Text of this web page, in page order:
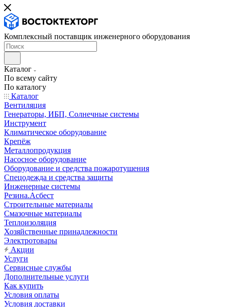
Комплексный поставщик инженерного оборудования
Каталог
По всему сайту
По каталогу
Каталог
Вентиляция
Генераторы, ИБП, Солнечные системы
Инструмент
Климатическое оборудование
Крепёж
Металлопродукция
Насосное оборудование
Оборудование и средства пожаротушения
Спецодежда и средства защиты
Инженерные системы
Резина.Асбест
Строительные материалы
Смазочные материалы
Теплоизоляция
Хозяйственные принадлежности
Электротовары
Акции
Услуги
Сервисные службы
Дополнительные услуги
Как купить
Условия оплаты
Условия доставки